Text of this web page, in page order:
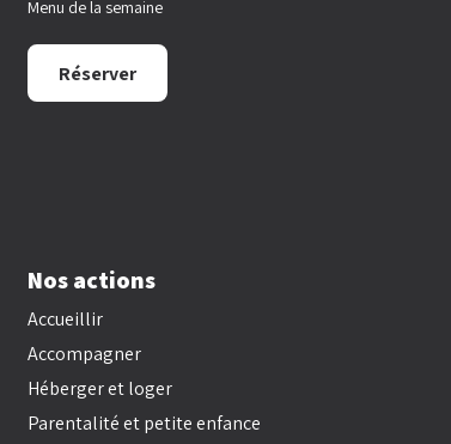
Menu de la semaine
Réserver
Nos actions
Accueillir
Accompagner
Héberger et loger
Parentalité et petite enfance